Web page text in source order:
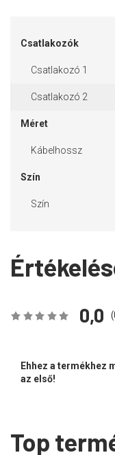
Csatlakozók
Csatlakozó 1
Csatlakozó 2
Méret
Kábelhossz
Szín
Szín
0,0 (
Ehhez a termékhez
az első!
Top